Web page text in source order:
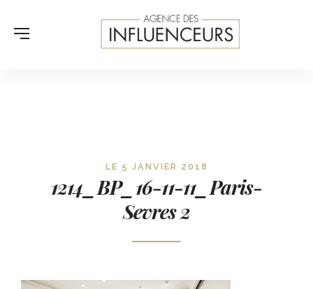
LE 5 JANVIER 2018
1214_BP_16-11-11_Paris-
Sevres 2